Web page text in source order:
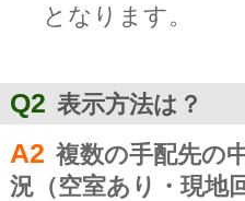
となります。
Q2 表示方法は？
A2 複数の手配先の
況（空室あり・現地